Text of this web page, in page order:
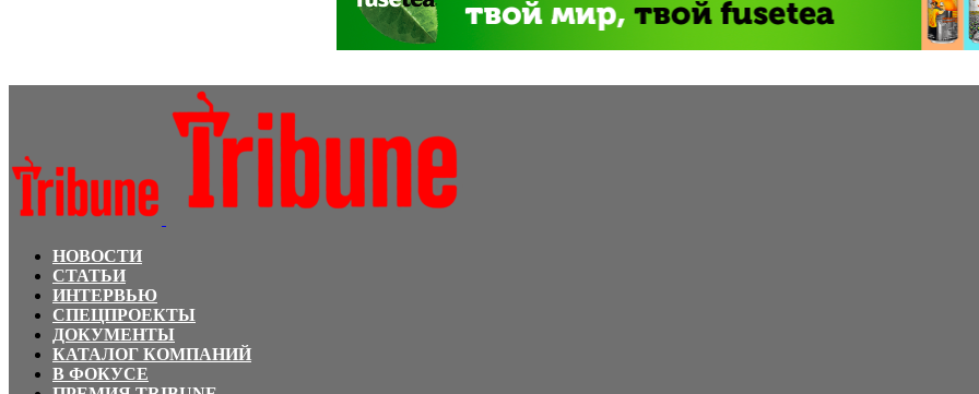
НОВОСТИ
СТАТЬИ
ИНТЕРВЬЮ
СПЕЦПРОЕКТЫ
ДОКУМЕНТЫ
КАТАЛОГ КОМПАНИЙ
В ФОКУСЕ